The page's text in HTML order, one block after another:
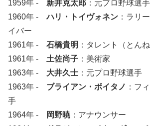
1959年 - 新井克太郎 ：元プロ野球選手
1960年 -ハリ・トイヴォネン ：ラリ
イバー
1961年 - 石橋貴明 ：タレント（とんね
1961年 - 土佐尚子 ：美術家
1963年 - 大井久士 ：元プロ野球選手
1963年 - ブライアン・ボイタノ ：フ
手
1964年 -
岡野暁 ：アナウンサー